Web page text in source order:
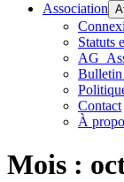
Association
Statuts
Bulletin
Contact
À
Mois :